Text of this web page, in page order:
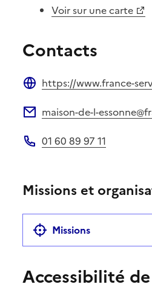
Voir sur une carte
Contacts
https://www.france-
maison-de-l-
01 60 89 97 11
Missions et
Missions
Accessibilité